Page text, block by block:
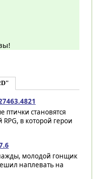
птички становятся
в которой герои
молодой гонщик
наплевать на